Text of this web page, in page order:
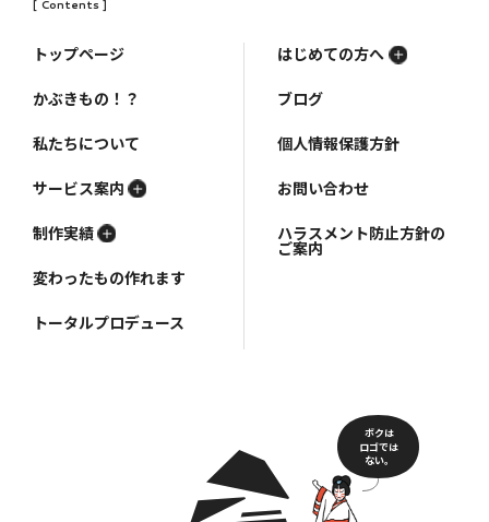
[ Contents ]
トップページ
かぶきもの！？
私たちについて
サービス案内
制作実績
変わったもの作れます
トータルプロデュース
はじめての方へ
ブログ
個人情報保護方針
お問い合わせ
ハラスメント防止方針の
ご案内
ボクは
ロゴでは
ない。